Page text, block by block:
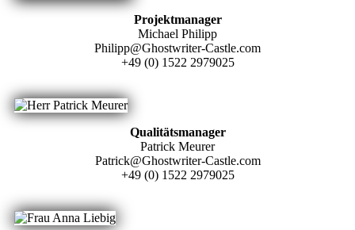
Projektmanager
Michael Philipp
Philipp@Ghostwriter-Castle.com
+49 (0) 1522 2979025
Qualitätsmanager
Patrick Meurer
Patrick@Ghostwriter-Castle.com
+49 (0) 1522 2979025